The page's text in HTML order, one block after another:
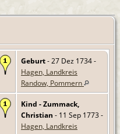
Geburt- 27 Dez 1734 -
Hagen, Landkreis
Randow, Pommern
Kind - Zummack,
Christian - 11 Sep 1773 -
Hagen, Landkreis